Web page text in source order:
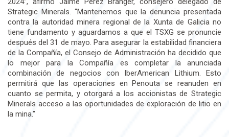
Strategic Minerals. “Mantenemos que la denuncia presentada
contra la autoridad minera regional de la Xunta de Galicia no
tiene fundamento y aguardamos a que el TSXG se pronuncie
después del 31 de mayo. Para asegurar la estabilidad financiera
de la Compañía, el Consejo de Administración ha decidido que
lo mejor para la Compañía es completar la anunciada
combinación de negocios con IberAmerican Lithium. Esto
permitirá que las operaciones en Penouta se reanuden en
cuanto se permita, y otorgará a los accionistas de Strategic
Minerals acceso a las oportunidades de exploración de litio en
la mina.”